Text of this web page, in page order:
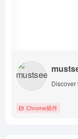
Chrome插件